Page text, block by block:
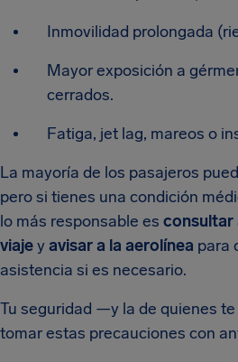
Inmovilidad prolongada
Mayor exposición a
cerrados.
Fatiga, jet lag, mareos o
La mayoría de los pasajeros
pero si tienes una condición
lo más responsable es consultar
viajeyavisar a la aerolínea para
asistencia si es necesario.
Tu seguridad —y la de quienes
tomar estas precauciones con